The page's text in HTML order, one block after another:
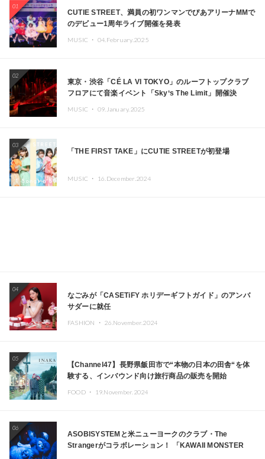
01
CUTIE STREET、満員の初ワンマンでぴあアリーナMMで
のデビュー1周年ライブ開催を発表
MUSIC ・ 04.February.2025
02
東京・渋谷「CÉ LA VI TOKYO」のルーフトップクラブ
フロアにて音楽イベント「Sky‘s The Limit」開催決
MUSIC ・ 09.January.2025
03
「THE FIRST TAKE」にCUTIE STREETが初登場
MUSIC ・ 16.December.2024
04
なごみが「CASETiFY ホリデーギフトガイド」のアンバ
サダーに就任
FASHION ・ 26.November.2024
05
【Channel47】長野県飯田市で“本物の日本の田舎“を体
験する、インバウンド向け旅行商品の販売を開始
FOOD ・ 19.November.2024
06
ASOBISYSTEMと米ニューヨークのクラブ・The
Strangerがコラボレーション！ 「KAWAII MONSTER